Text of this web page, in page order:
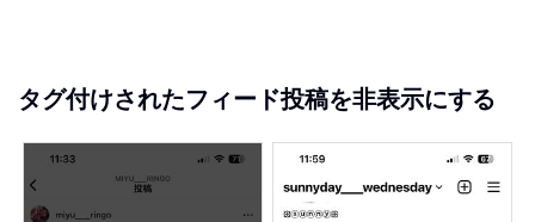
タグ付けされたフィード投稿を非表示にする